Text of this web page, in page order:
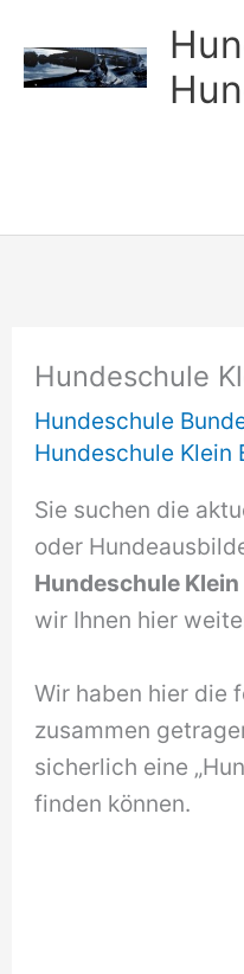
Inhalt
springen
Hundeschule
Hundeschule
Hundeschule Klein
Sie suchen die
oder
Hundeschule
wir Ihnen hier
Wir haben hier die
zusammen
sicherlich eine
finden können.